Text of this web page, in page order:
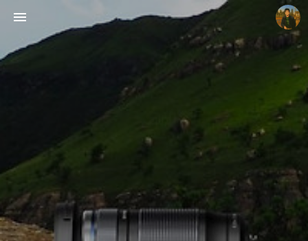
빛으로 쓴 편지